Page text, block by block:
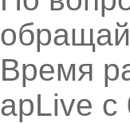
Время
apLive c